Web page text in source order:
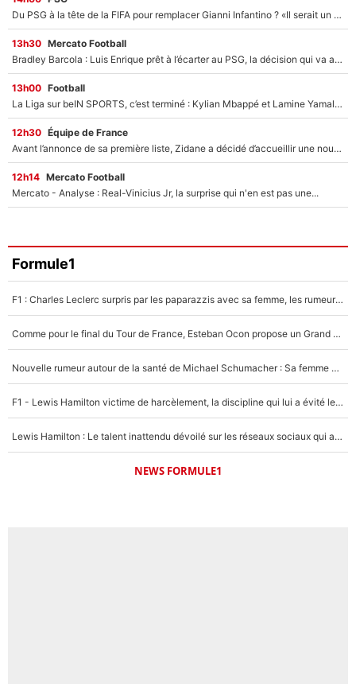
Du PSG à la tête de la FIFA pour remplacer Gianni Infantino ? «Il serait un mauvais président», le patron de la Liga s'attaque à Nasser Al-Khelaïfi !
13h30 Mercato Football
Bradley Barcola : Luis Enrique prêt à l’écarter au PSG, la décision qui va accélérer son transfert à Liverpool ?
13h00 Football
La Liga sur beIN SPORTS, c’est terminé : Kylian Mbappé et Lamine Yamal changent de chaîne, «le moment était venu d'ouvrir un nouveau chapitre»
12h30 Équipe de France
Avant l’annonce de sa première liste, Zidane a décidé d’accueillir une nouvelle tête en équipe de France
12h14 Mercato Football
Mercato - Analyse : Real-Vinicius Jr, la surprise qui n'en est pas une...
Formule1
F1 : Charles Leclerc surpris par les paparazzis avec sa femme, les rumeurs étaient vraies !
Comme pour le final du Tour de France, Esteban Ocon propose un Grand Prix de Formule 1 à Paris : «Autour de l’Arc de Triomphe, ce serait génial» !
Nouvelle rumeur autour de la santé de Michael Schumacher : Sa femme Corinna sort du silence
F1 - Lewis Hamilton victime de harcèlement, la discipline qui lui a évité le pire : «J'aurais probablement mal tourné»
Lewis Hamilton : Le talent inattendu dévoilé sur les réseaux sociaux qui a impressionné Kim Kardashian pendant leurs vacances en amoureux !
NEWS FORMULE1